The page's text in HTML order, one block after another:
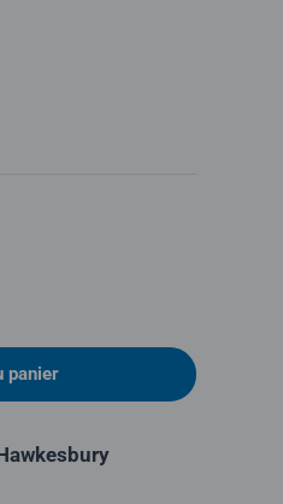
panier